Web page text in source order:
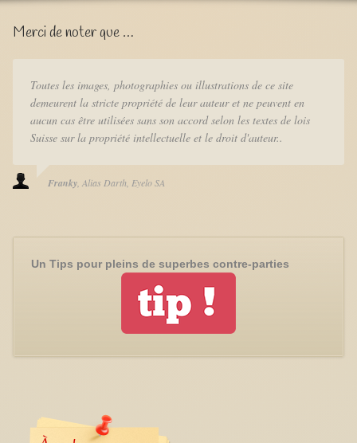
Merci de noter que …
Toutes les images, photographies ou illustrations de ce site
demeurent la stricte propriété de leur auteur et ne peuvent en
aucun cas être utilisées sans son accord selon les textes de lois
Suisse sur la propriété intellectuelle et le droit d'auteur..
Franky Alias Darth Eyelo SA
Un Tips pour pleins de superbes contre-parties